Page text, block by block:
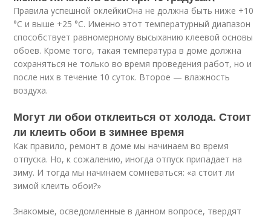
Правила успешной оклейкиОна не должна быть ниже +10
°C и выше +25 °C. Именно этот температурный диапазон
способствует равномерному высыханию клеевой основы
обоев. Кроме того, такая температура в доме должна
сохраняться не только во время проведения работ, но и
после них в течение 10 суток. Второе — влажность
воздуха.
Могут ли обои отклеиться от холода. Стоит
ли клеить обои в зимнее время
Как правило, ремонт в доме мы начинаем во время
отпуска. Но, к сожалению, иногда отпуск припадает на
зиму. И тогда мы начинаем сомневаться: «а стоит ли
зимой клеить обои?»
Знакомые, осведомленные в данном вопросе, твердят